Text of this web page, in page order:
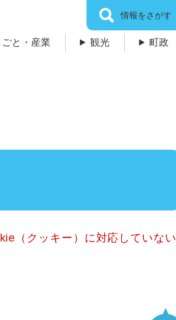
情報をさがす
ごと・産業 観光 町政
（クッキー）に対応していない